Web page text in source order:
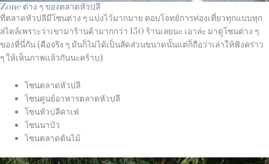
Zone ต่าง ๆ ของตลาดหัวปลี
ที่ตลาดหัวปลีมีโซนต่าง ๆ แบ่งไว้มากมาย ตอบโจทย์การท่องเที่ยวทุกแบบทุก
สไตล์เพราะว่าเขามาร้านค้ามากกว่า 150 ร้านเลยนะ เอาล่ะ มาดูโซนต่าง ๆ
ของที่นี่กัน (คือจริง ๆ มันก็ไม่ได้เป็นสัดส่วนขนาดนั้นแต่ก็ถือว่าเล่าให้ฟังคร่าว
ๆ ให้เห็นภาพแล้วกันนะคร้าบ)
โซนตลาดหัวปลี
โซนศูนย์อาหารตลาดหัวปลี
โซนหัวปลีคาเฟ่
โซนนาบัว
โซนตลาดต้นไม้